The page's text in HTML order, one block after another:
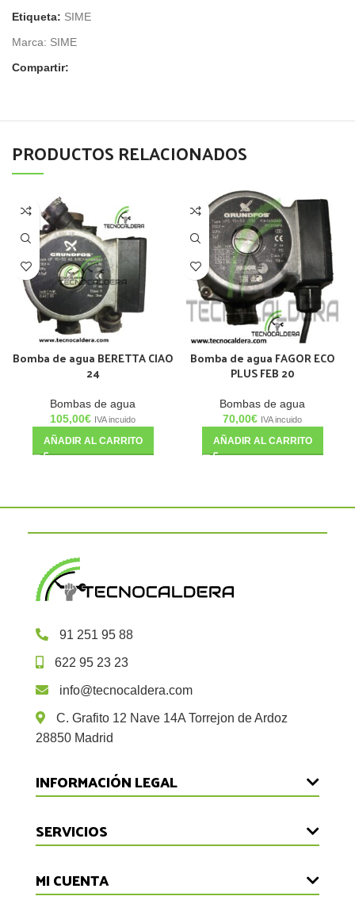
Etiqueta: SIME
Marca: SIME
Compartir:
PRODUCTOS RELACIONADOS
Bomba de agua BERETTA CIAO
24
Bombas de agua
105,00€ IVA incuido
AÑADIR AL CARRITO
Bomba de agua FAGOR ECO
PLUS FEB 20
Bombas de agua
70,00€ IVA incuido
AÑADIR AL CARRITO
91 251 95 88
622 95 23 23
info@tecnocaldera.com
C. Grafito 12 Nave 14A Torrejon de Ardoz
28850 Madrid
INFORMACIÓN LEGAL
Aviso Legal
Política de Privacidad
SERVICIOS
Reparaciones
MI CUENTA